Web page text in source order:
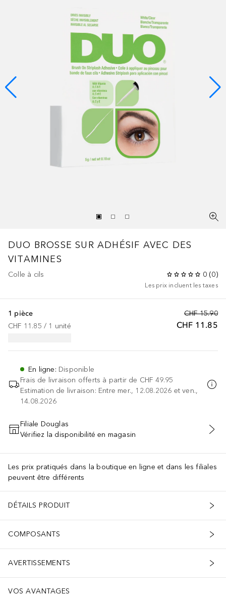
DUO BROSSE SUR ADHÉSIF AVEC DES
VITAMINES
Colle à cils 0 (0)
Les prix incluent les taxes
CHF 15.90
CHF 11.85
1 pièce
CHF 11.85 / 1 unité
En ligne: Disponible
Frais de livraison offerts à partir de CHF 49.95
Estimation de livraison: Entre mer., 12.08.2026 et ven.,
14.08.2026
AJOUTER AU PANIER
Filiale Douglas
Vérifiez la disponibilité en magasin
Les prix pratiqués dans la boutique en ligne et dans les filiales
peuvent être différents
DÉTAILS PRODUIT
COMPOSANTS
AVERTISSEMENTS
VOS AVANTAGES